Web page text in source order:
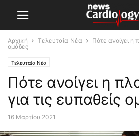
Αρχική Τελευταία Νέα
Πότε ανοίγει η
ομάδες
Τελευταία Νέα
Πότε ανοίγει η
για τις ευπαθείς
16 Μαρτίου 2021